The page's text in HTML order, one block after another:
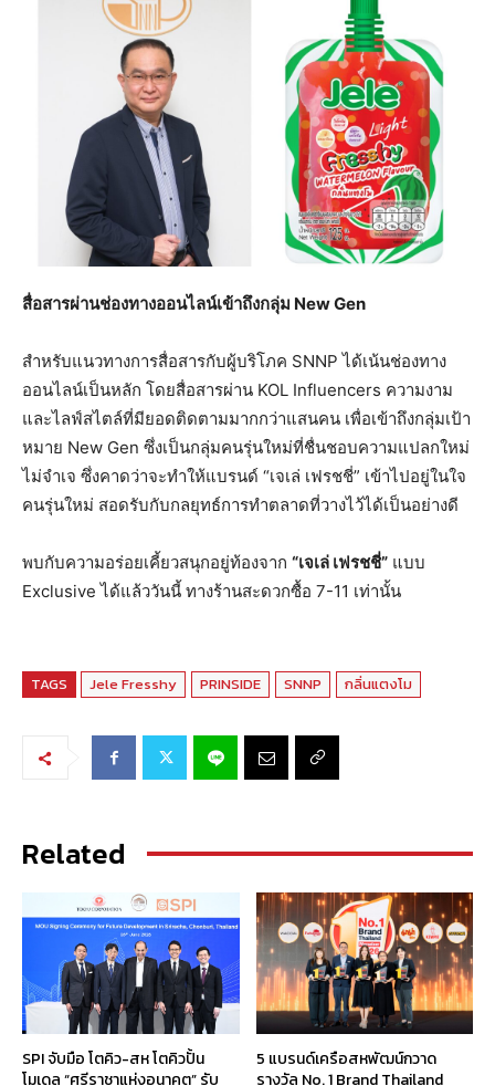
สื่อสารผ่านช่องทางออนไลน์เข้าถึงกลุ่ม New Gen
สำหรับแนวทางการสื่อสารกับผู้บริโภค SNNP ได้เน้นช่องทาง
ออนไลน์เป็นหลัก โดยสื่อสารผ่าน KOL Influencers ความงาม
และไลฟ์สไตล์ที่มียอดติดตามมากกว่าแสนคน เพื่อเข้าถึงกลุ่มเป้า
หมาย New Gen ซึ่งเป็นกลุ่มคนรุ่นใหม่ที่ชื่นชอบความแปลกใหม่
ไม่จำเจ ซึ่งคาดว่าจะทำให้แบรนด์ “เจเล่ เฟรชชี่” เข้าไปอยู่ในใจ
คนรุ่นใหม่ สอดรับกับกลยุทธ์การทำตลาดที่วางไว้ได้เป็นอย่างดี
พบกับความอร่อยเคี้ยวสนุกอยู่ท้องจาก “เจเล่ เฟรชชี่” แบบ
Exclusive ได้แล้ววันนี้ ทางร้านสะดวกซื้อ 7-11 เท่านั้น
TAGS Jele Fresshy PRINSIDE SNNP กลิ่นแตงโม
Related
SPI จับมือ โตคิว-สห โตคิวปั้น
โมเดล “ศรีราชาแห่งอนาคต” รับ
5 แบรนด์เครือสหพัฒน์กวาด
รางวัล No. 1 Brand Thailand